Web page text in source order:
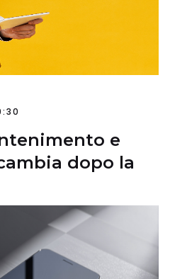
e
dopo la